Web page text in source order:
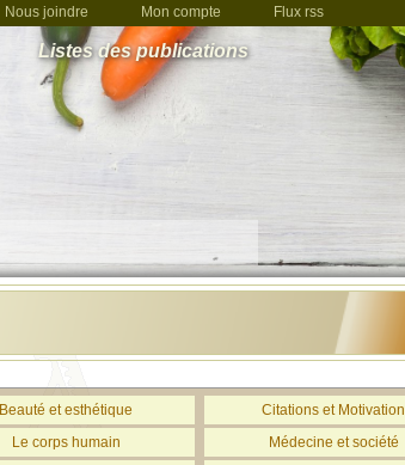
Nous joindre Mon compte Flux rss
Listes des publications
Beauté et esthétique
Citations et Motivation
Le corps humain
Médecine et société